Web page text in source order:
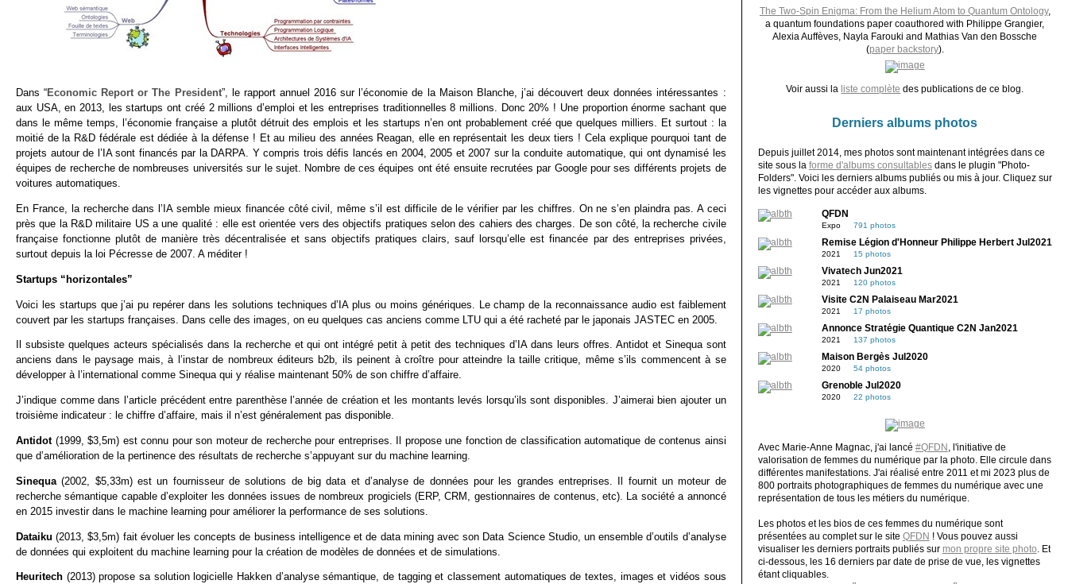
Dans “Economic Report or The President”, le rapport annuel 2016 sur l’économie de la Maison Blanche, j’ai découvert deux données intéressantes :
aux USA, en 2013, les startups ont créé 2 millions d’emploi et les entreprises traditionnelles 8 millions. Donc 20% ! Une proportion énorme sachant que
dans le même temps, l’économie française a plutôt détruit des emplois et les startups n’en ont probablement créé que quelques milliers. Et surtout : la
moitié de la R&D fédérale est dédiée à la défense ! Et au milieu des années Reagan, elle en représentait les deux tiers ! Cela explique pourquoi tant de
projets autour de l’IA sont financés par la DARPA. Y compris trois défis lancés en 2004, 2005 et 2007 sur la conduite automatique, qui ont dynamisé les
équipes de recherche de nombreuses universités sur le sujet. Nombre de ces équipes ont été ensuite recrutées par Google pour ses différents projets de
voitures automatiques.
En France, la recherche dans l’IA semble mieux financée côté civil, même s’il est difficile de le vérifier par les chiffres. On ne s’en plaindra pas. A ceci
près que la R&D militaire US a une qualité : elle est orientée vers des objectifs pratiques selon des cahiers des charges. De son côté, la recherche civile
française fonctionne plutôt de manière très décentralisée et sans objectifs pratiques clairs, sauf lorsqu’elle est financée par des entreprises privées,
surtout depuis la loi Pécresse de 2007. A méditer !
Startups “horizontales”
Voici les startups que j’ai pu repérer dans les solutions techniques d’IA plus ou moins génériques. Le champ de la reconnaissance audio est faiblement
couvert par les startups françaises. Dans celle des images, on eu quelques cas anciens comme LTU qui a été racheté par le japonais JASTEC en 2005.
Il subsiste quelques acteurs spécialisés dans la recherche et qui ont intégré petit à petit des techniques d’IA dans leurs offres. Antidot et Sinequa sont
anciens dans le paysage mais, à l’instar de nombreux éditeurs b2b, ils peinent à croître pour atteindre la taille critique, même s’ils commencent à se
développer à l’international comme Sinequa qui y réalise maintenant 50% de son chiffre d’affaire.
J’indique comme dans l’article précédent entre parenthèse l’année de création et les montants levés lorsqu’ils sont disponibles. J’aimerai bien ajouter un
troisième indicateur : le chiffre d’affaire, mais il n’est généralement pas disponible.
Antidot(1999, $3,5m) est connu pour son moteur de recherche pour entreprises. Il propose une fonction de classification automatique de contenus ainsi
que d’amélioration de la pertinence des résultats de recherche s’appuyant sur du machine learning.
Sinequa(2002, $5,33m) est un fournisseur de solutions de big data et d’analyse de données pour les grandes entreprises. Il fournit un moteur de
recherche sémantique capable d’exploiter les données issues de nombreux progiciels (ERP, CRM, gestionnaires de contenus, etc). La société a annoncé
en 2015 investir dans le machine learning pour améliorer la performance de ses solutions.
Dataiku(2013, $3,5m) fait évoluer les concepts de business intelligence et de data mining avec son Data Science Studio, un ensemble d’outils d’analyse
de données qui exploitent du machine learning pour la création de modèles de données et de simulations.
Heuritech (2013) propose sa solution logicielle Hakken d’analyse sémantique, de tagging et classement automatiques de textes, images et vidéos sous
The Two-Spin Enigma: From the Helium Atom to Quantum Ontology,
a quantum foundations paper coauthored with Philippe Grangier,
Alexia Auffèves, Nayla Farouki and Mathias Van den Bossche
(paper backstory).
Voir aussi la liste complète des publications de ce blog.
Derniers albums photos
Depuis juillet 2014, mes photos sont maintenant intégrées dans ce
site sous la forme d'albums consultablesdans le plugin "Photo-
Folders". Voici les derniers albums publiés ou mis à jour. Cliquez sur
les vignettes pour accéder aux albums.
QFDN
Expo 791 photos
Remise Légion d'Honneur Philippe Herbert Jul2021
2021 15 photos
Vivatech Jun2021
2021 120 photos
Visite C2N Palaiseau Mar2021
2021 17 photos
Annonce Stratégie Quantique C2N Jan2021
2021 137 photos
Maison Bergès Jul2020
2020 54 photos
Grenoble Jul2020
2020 22 photos
Avec Marie-Anne Magnac, j'ai lancé #QFDN
, l'initiative de
valorisation de femmes du numérique par la photo. Elle circule dans
différentes manifestations. J'ai réalisé entre 2011 et mi 2023 plus de
800 portraits photographiques de femmes du numérique avec une
représentation de tous les métiers du numérique.
Les photos et les bios de ces femmes du numérique sont
présentées au complet sur le site QFDN ! Vous pouvez aussi
visualiser les derniers portraits publiés sur mon propre site photo . Et
ci-dessous, les 16 derniers par date de prise de vue, les vignettes
étant cliquables.